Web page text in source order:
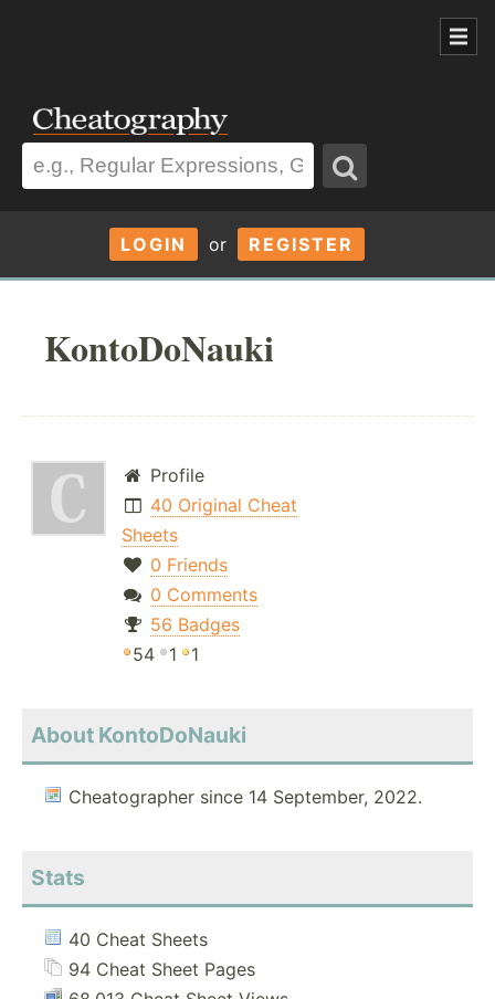
LOGIN or REGISTER
KontoDoNauki
Profile
40 Original Cheat
Sheets
0 Friends
0 Comments
56 Badges
54
1 1
About KontoDoNauki
Cheatographer since 14 September, 2022.
Stats
40 Cheat Sheets
94 Cheat Sheet Pages